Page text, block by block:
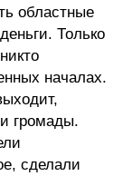
областные
Только
началах.
громады.
сделали